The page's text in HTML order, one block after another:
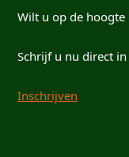
Wilt u op de hoogte
Schrijf u nu direct
Inschrijven